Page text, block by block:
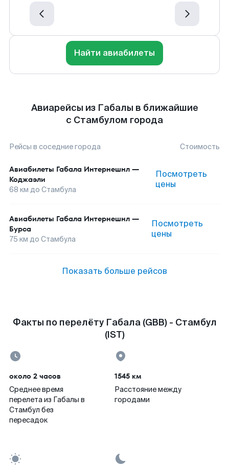
Найти авиабилеты
Авиарейсы из Габалы в ближайшие
с Стамбулом города
Рейсы в соседние города Стоимость
Авиабилеты Габала Интернешнл —
Коджаэли
68 км до Стамбула
Посмотреть
цены
Авиабилеты Габала Интернешнл —
Бурса
75 км до Стамбула
Посмотреть
цены
Показать больше рейсов
Факты по перелёту Габала (GBB) - Стамбул
(IST)
около 2 часов
Среднее время
перелета из Габалы в
Стамбул без
пересадок
1545 км
Расстояние между
городами